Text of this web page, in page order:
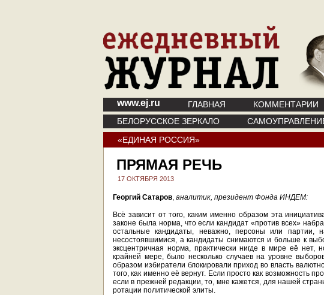
www.ej.ru ГЛАВНАЯ КОММЕНТАРИИ
БЕЛОРУССКОЕ ЗЕРКАЛО
«ЕДИНАЯ РОССИЯ»
ПРЯМАЯ РЕЧЬ
17 ОКТЯБРЯ 2013
Георгий Сатаров, аналитик, президент Фонда ИНДЕМ:
Всё зависит от того, каким именно образом эта
законе была норма, что если кандидат «против всех»
остальные кандидаты, неважно, персоны или партии,
несостоявшимися, а кандидаты снимаются и больше к
эксцентричная норма, практически нигде в мире её
крайней мере, было несколько случаев на уровне
образом избиратели блокировали приход во власть
того, как именно её вернут. Если просто как возможность
если в прежней редакции, то, мне кажется, для нашей
ротации политической элиты.